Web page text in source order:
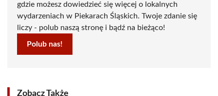
gdzie możesz dowiedzieć się więcej o lokalnych
wydarzeniach w Piekarach Śląskich. Twoje zdanie się
liczy - polub naszą stronę i bądź na bieżąco!
Polub nas!
Zobacz Także